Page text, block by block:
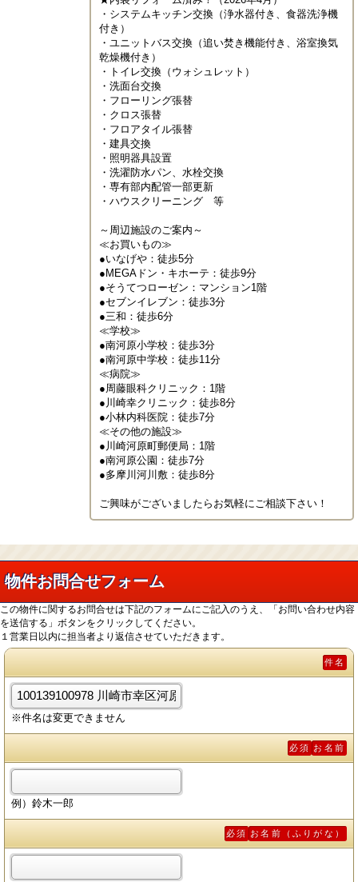
・システムキッチン交換（浄水器付き、食器洗浄機
付き）
・ユニットバス交換（追い焚き機能付き、浴室換気
乾燥機付き）
・トイレ交換（ウォシュレット）
・洗面台交換
・フローリング張替
・クロス張替
・フロアタイル張替
・建具交換
・照明器具設置
・洗濯防水パン、水栓交換
・専有部内配管一部更新
・ハウスクリーニング　等
～周辺施設のご案内～
≪お買いもの≫
●いなげや：徒歩5分
●MEGAドン・キホーテ：徒歩9分
●そうてつローゼン：マンション1階
●セブンイレブン：徒歩3分
●三和：徒歩6分
≪学校≫
●南河原小学校：徒歩3分
●南河原中学校：徒歩11分
≪病院≫
●周藤眼科クリニック：1階
●川崎幸クリニック：徒歩8分
●小林内科医院：徒歩7分
≪その他の施設≫
●川崎河原町郵便局：1階
●南河原公園：徒歩7分
●多摩川河川敷：徒歩8分
ご興味がございましたらお気軽にご相談下さい！
物件お問合せフォーム
この物件に関するお問合せは下記のフォームにご記入のうえ、「お問い合わせ内容
を送信する」ボタンをクリックしてください。
１営業日以内に担当者より返信させていただきます。
件名
※件名は変更できません
お名前
必須
例）鈴木一郎
お名前（ふりがな）
必須